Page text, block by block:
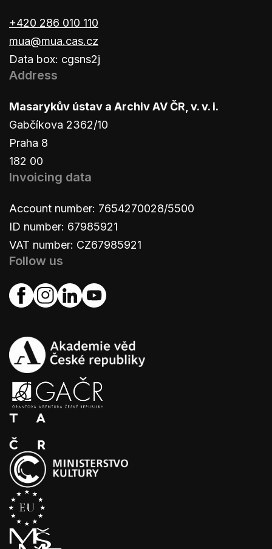
+420 286 010 110
mua@mua.cas.cz
Data box: cgsns2j
Address
Masarykův ústav a Archiv AV ČR, v. v. i.
Gabčíkova 2362/10
Praha 8
182 00
Invoicing data
Account number: 7654270028/5500
ID number: 67985921
VAT number: CZ67985921
Follow us